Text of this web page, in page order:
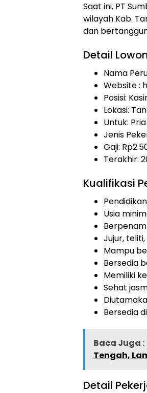
Saat ini, PT
wilayah Kab.
dan
Detail
Nama
Website :
Posisi:
Lokasi:
Untuk:
Jenis
Gaji: Rp
Terakhir:
Kualifikasi
Usia
Jujur,
Mampu
Bersedia
Memiliki
Sehat
Bersedia
Baca Juga :
Tengah,
Detail